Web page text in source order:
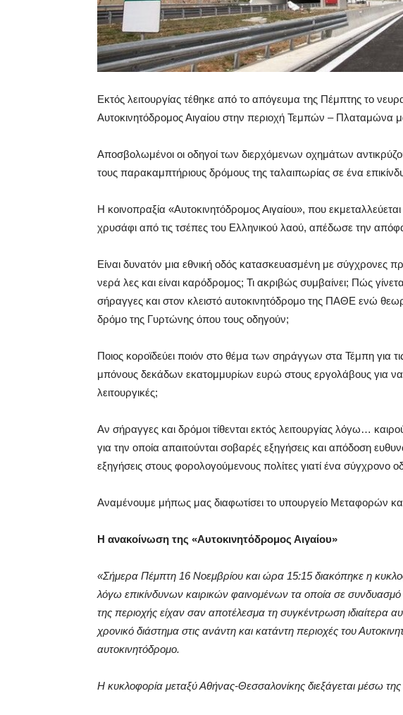
Εκτός λειτουργίας τέθηκε από το απόγευμα της Πέμπτης το
Αυτοκινητόδρομος Αιγαίου στην περιοχή Τεμπών – Πλαταμώνα
Αποσβολωμένοι οι οδηγοί των διερχόμενων οχημάτων
τους παρακαμπτήριους δρόμους της ταλαιπωρίας σε ένα
Η κοινοπραξία «Αυτοκινητόδρομος Αιγαίου», που
χρυσάφι από τις τσέπες του Ελληνικού λαού, απέδωσε την
Είναι δυνατόν μια εθνική οδός κατασκευασμένη με σύγχρονες
νερά λες και είναι καρόδρομος; Τι ακριβώς συμβαίνει; Πώς
σήραγγες και στον κλειστό αυτοκινητόδρομο της ΠΑΘΕ ενώ
δρόμο της Γυρτώνης όπου τους οδηγούν;
Ποιος κοροϊδεύει ποιόν στο θέμα των σηράγγων στα Τέμπη για
μπόνους δεκάδων εκατομμυρίων ευρώ στους εργολάβους για να
λειτουργικές;
Αν σήραγγες και δρόμοι τίθενται εκτός λειτουργίας λόγω…
για την οποία απαιτούνται σοβαρές εξηγήσεις και απόδοση
εξηγήσεις στους φορολογούμενους πολίτες γιατί ένα σύγχρονο
Αναμένουμε μήπως μας διαφωτίσει το υπουργείο Μεταφορών
Η ανακοίνωση της «Αυτοκινητόδρομος Αιγαίου»
«Σήμερα Πέμπτη 16 Νοεμβρίου και ώρα 15:15 διακόπηκε η
λόγω επικίνδυνων καιρικών φαινομένων τα οποία σε συνδυασμό
της περιοχής είχαν σαν αποτέλεσμα τη συγκέντρωση ιδιαίτερα
χρονικό διάστημα στις ανάντη και κατάντη περιοχές του
αυτοκινητόδρομο.
Η κυκλοφορία μεταξύ Αθήνας-Θεσσαλονίκης διεξάγεται μέσω